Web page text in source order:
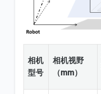
相机
型号
相机视野
（mm）